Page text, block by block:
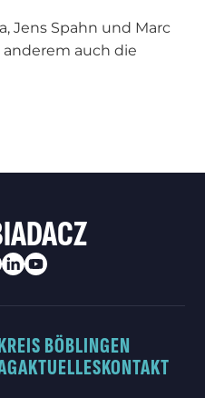
Jens Spahn und Marc
auch die
BÖBLINGEN
AKTUELLESKONTAKT